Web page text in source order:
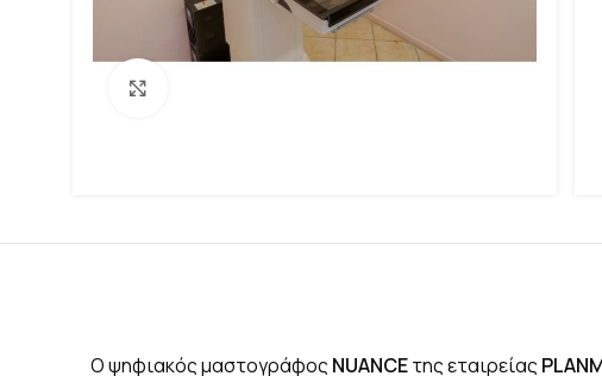
Ο ψηφιακός μαστογράφος NUANCEτης εταιρείας